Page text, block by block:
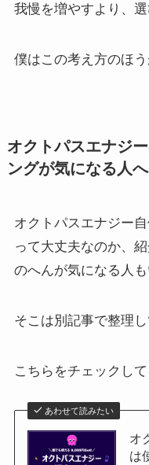
我慢を増やすより、選
僕はこの考え方のほ
オクトパスエナジ
ングが気になる人へ
オクトパスエナジー
って大丈夫なのか、
のへんが気になる人も
そこは別記事で整理し
こちらをチェックして
あわせて読みたい
オ
は